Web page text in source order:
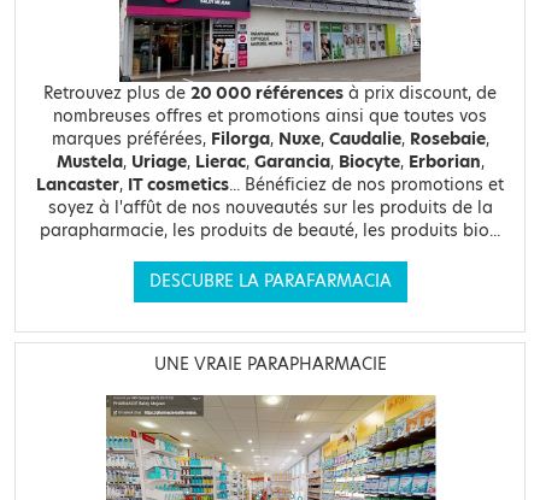
Retrouvez plus de 20 000 références à prix discount, de
nombreuses offres et promotions ainsi que toutes vos
marques préférées, Filorga, Nuxe, Caudalie, Rosebaie,
Mustela, Uriage, Lierac, Garancia, Biocyte, Erborian,
Lancaster, IT cosmetics... Bénéficiez de nos promotions et
soyez à l'affût de nos nouveautés sur les produits de la
parapharmacie, les produits de beauté, les produits bio...
DESCUBRE LA PARAFARMACIA
UNE VRAIE PARAPHARMACIE